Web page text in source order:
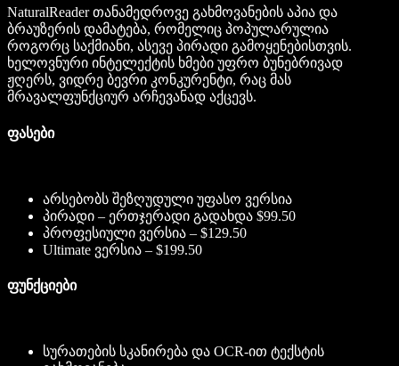
NaturalReader თანამედროვე გახმოვანების აპია და
ბრაუზერის დამატება, რომელიც პოპულარულია
როგორც საქმიანი, ასევე პირადი გამოყენებისთვის.
ხელოვნური ინტელექტის ხმები უფრო ბუნებრივად
ჟღერს, ვიდრე ბევრი კონკურენტი, რაც მას
მრავალფუნქციურ არჩევანად აქცევს.
ფასები
არსებობს შეზღუდული უფასო ვერსია
პირადი – ერთჯერადი გადახდა $99.50
პროფესიული ვერსია – $129.50
Ultimate ვერსია – $199.50
ფუნქციები
სურათების სკანირება და OCR-ით ტექსტის